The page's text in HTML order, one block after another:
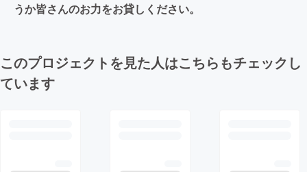
うか皆さんのお力をお貸しください。
このプロジェクトを見た人はこちらもチェックし
ています